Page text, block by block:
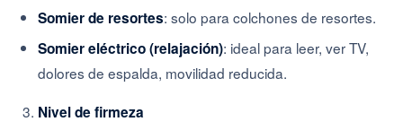
Somier de resortes: solo para colchones de resortes.
Somier eléctrico (relajación): ideal para leer, ver TV,
dolores de espalda, movilidad reducida.
Nivel de firmeza